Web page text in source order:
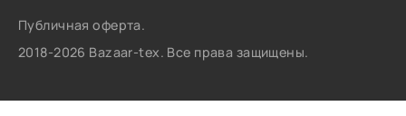
Публичная оферта.
2018-2026 Bazaar-tex. Все права защищены.